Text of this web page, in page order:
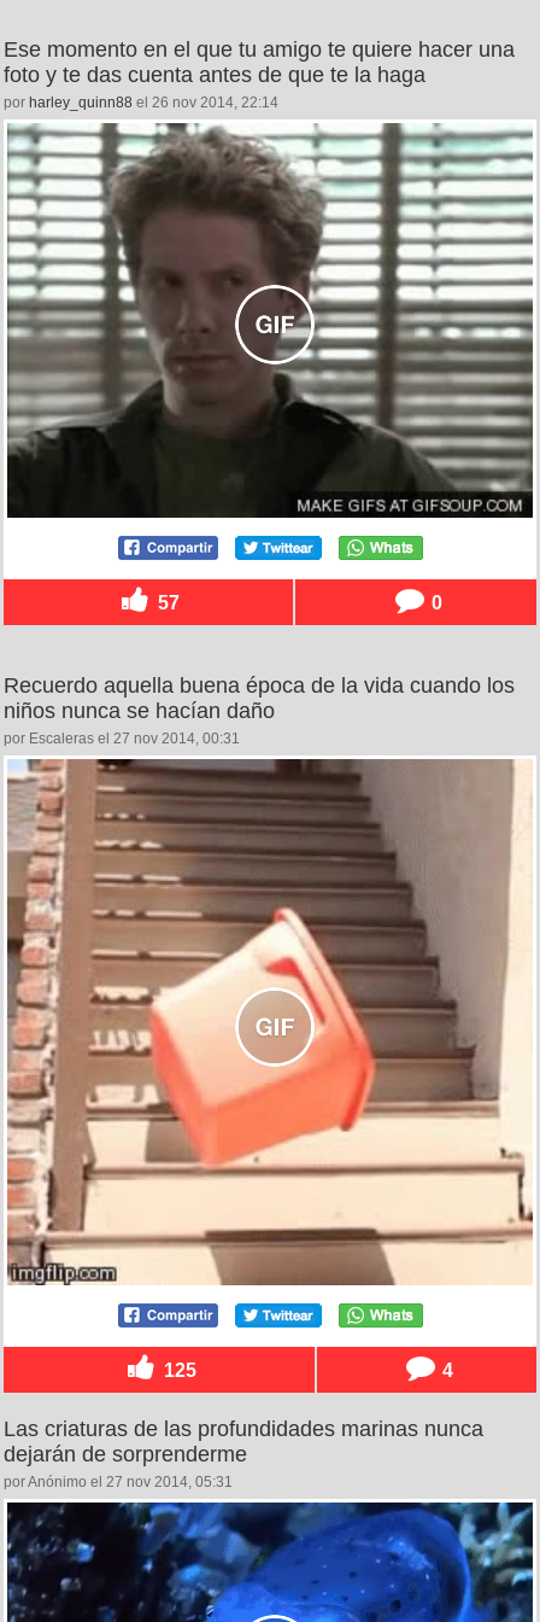
Ese momento en el que tu amigo te quiere hacer una
foto y te das cuenta antes de que te la haga
por harley_quinn88 el 26 nov 2014, 22:14
57 0
Recuerdo aquella buena época de la vida cuando los
niños nunca se hacían daño
por Escaleras el 27 nov 2014, 00:31
125 4
Las criaturas de las profundidades marinas nunca
dejarán de sorprenderme
por Anónimo el 27 nov 2014, 05:31